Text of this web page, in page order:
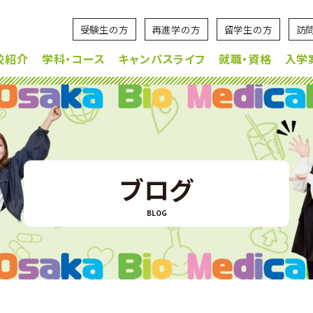
受験生の方 再進学の方 留学生の方 訪
紹介 学科・コース キャンパスライフ 就職・資格 入学
ブログ
BLOG